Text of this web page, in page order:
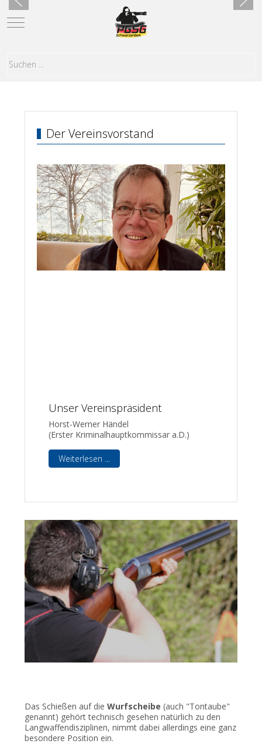
Mobile Menu Toggle
Der Vereinsvorstand
Unser Vereinspräsident
Horst-Werner Händel
(Erster Kriminalhauptkommissar a.D.)
Weiterlesen ...
Das Schießen auf die Wurfscheibe (auch "Tontaube"
genannt) gehört technisch gesehen natürlich zu den
Langwaffendisziplinen, nimmt dabei allerdings eine ganz
besondere Position ein.